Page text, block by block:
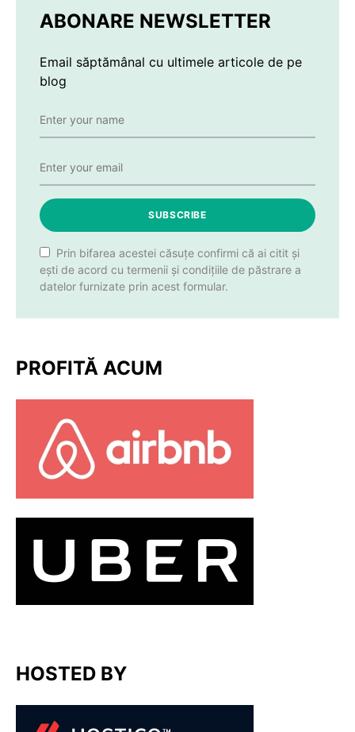
ABONARE NEWSLETTER
Email săptămânal cu ultimele articole de pe
blog
SUBSCRIBE
Prin bifarea acestei căsuțe confirmi că ai citit și
ești de acord cu termenii și condițiile de păstrare a
datelor furnizate prin acest formular.
PROFITĂ ACUM
HOSTED BY